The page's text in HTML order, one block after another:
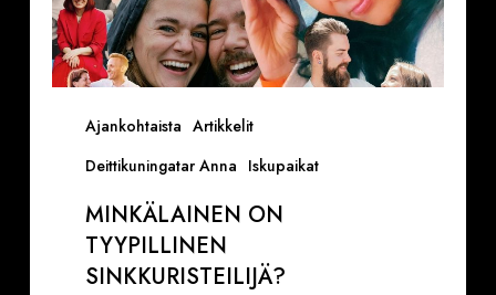
Ajankohtaista Artikkelit
Deittikuningatar Anna Iskupaikat
MINKÄLAINEN ON
TYYPILLINEN
SINKKURISTEILIJÄ?